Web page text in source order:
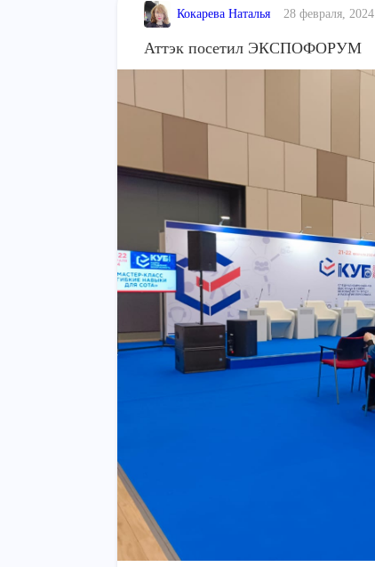
Кокарева Наталья 28 февраля, 2024
Аттэк посетил ЭКСПОФОРУМ